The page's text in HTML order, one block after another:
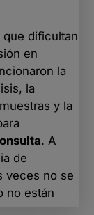
que dificultan
en
la
la
y la
. A
de
veces no se
no están